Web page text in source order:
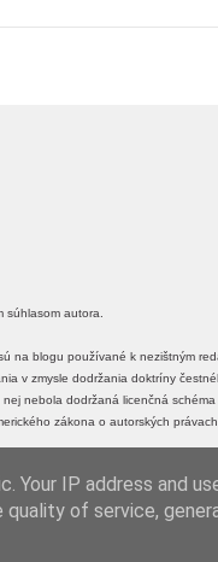
súhlasom autora.
na blogu používané k nezištným
v zmysle dodržania doktríny
nebola dodržaná licenčná
zákona o autorských
Your IP address and
of service,